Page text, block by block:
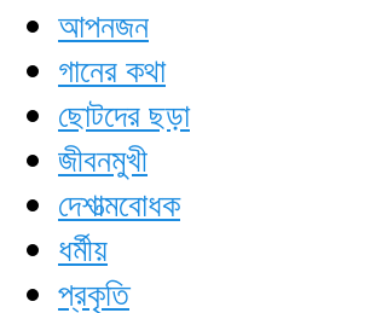
আপনজন
গানের কথা
ছোটদের ছড়া
জীবনমুখী
দেশাত্মবোধক
ধর্মীয়
প্রকৃতি